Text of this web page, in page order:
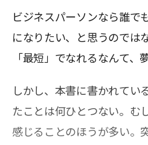
ビジネスパーソンなら誰で
になりたい、と思うのでは
「最短」でなれるなんて、
しかし、本書に書かれてい
たことは何ひとつない。む
感じることのほうが多い。